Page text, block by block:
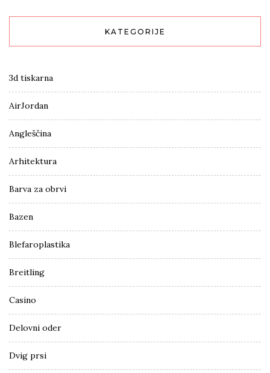
KATEGORIJE
3d tiskarna
AirJordan
Angleščina
Arhitektura
Barva za obrvi
Bazen
Blefaroplastika
Breitling
Casino
Delovni oder
Dvig prsi